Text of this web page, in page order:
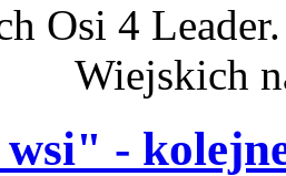
Osi 4
Wiejskich
-